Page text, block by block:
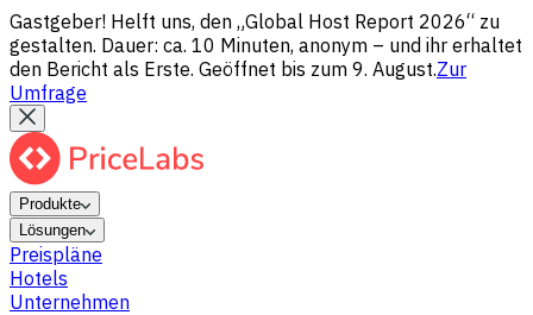
Gastgeber! Helft uns, den „Global Host Report 2026“ zu
gestalten. Dauer: ca. 10 Minuten, anonym – und ihr erhaltet
den Bericht als Erste. Geöffnet bis zum 9. August.Zur
Umfrage
Produkte
Lösungen
Preispläne
Hotels
Unternehmen